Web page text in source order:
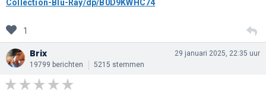
Collection-Blu-Ray/dp/B0D9KWHC74
1
Brix
19799 berichten 5215 stemmen
29 januari 2025, 22:35 uur